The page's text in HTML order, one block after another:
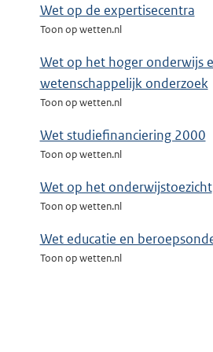
Wet op de expertisecentra
Toon op wetten.nl
Wet op het hoger onderwijs
wetenschappelijk onderzoek
Toon op wetten.nl
Wet studiefinanciering 2000
Toon op wetten.nl
Wet op het onderwijstoezicht
Toon op wetten.nl
Wet educatie en
Toon op wetten.nl